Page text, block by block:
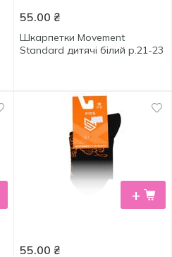
55.00 ₴
Шкарпетки Movement
Standard дитячі білий р.21-23
+
55.00 ₴